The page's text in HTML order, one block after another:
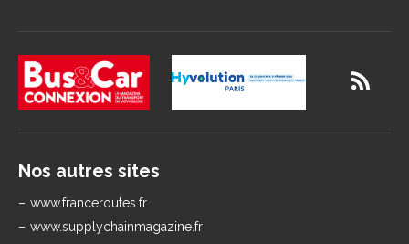
Nos autres sites
www.franceroutes.fr
www.supplychainmagazine.fr